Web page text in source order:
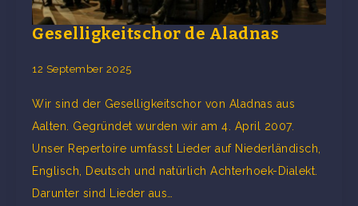
Geselligkeitschor de Aladnas
12 September 2025
Wir sind der Geselligkeitschor von Aladnas aus
Aalten. Gegründet wurden wir am 4. April 2007.
Unser Repertoire umfasst Lieder auf Niederländisch,
Englisch, Deutsch und natürlich Achterhoek-Dialekt.
Darunter sind Lieder aus…